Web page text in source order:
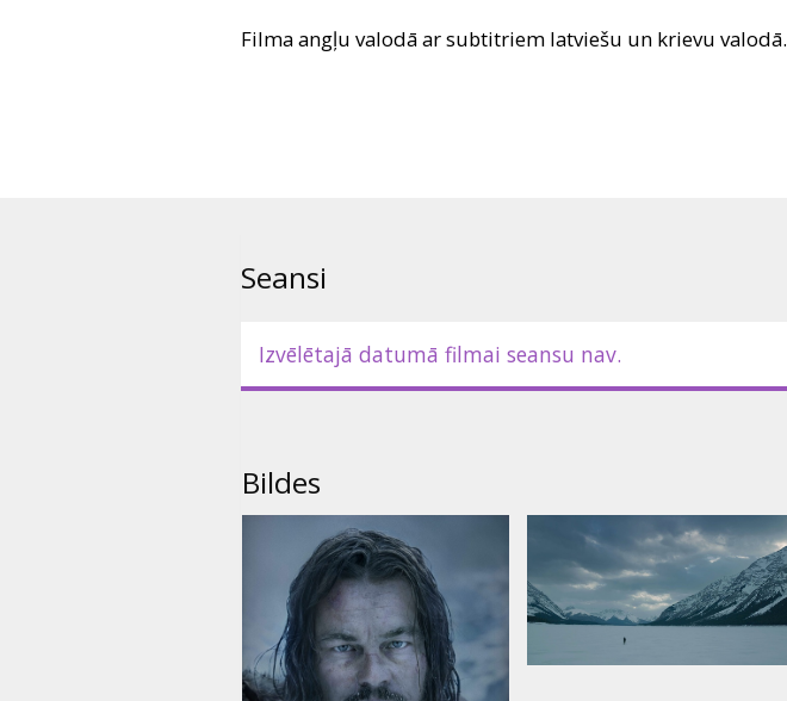
Filma angļu valodā ar subtitriem latviešu un krievu valodā.
Seansi
Izvēlētajā datumā filmai seansu nav.
Bildes